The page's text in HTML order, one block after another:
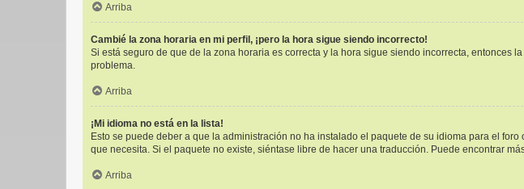
Arriba
Cambié la zona horaria en mi perfil, ¡pero la hora sigue siendo incorrecto!
Si está seguro de que de la zona horaria es correcta y la hora sigue siendo incorrecta, entonces
problema.
Arriba
¡Mi idioma no está en la lista!
Esto se puede deber a que la administración no ha instalado el paquete de su idioma para el
que necesita. Si el paquete no existe, siéntase libre de hacer una traducción. Puede encontrar
Arriba